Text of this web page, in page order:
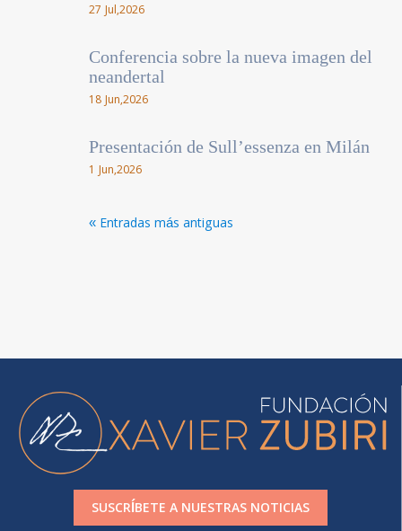
27 Jul,2026
Conferencia sobre la nueva imagen del
neandertal
18 Jun,2026
Presentación de Sull’essenza en Milán
1 Jun,2026
« Entradas más antiguas
SUSCRÍBETE A NUESTRAS NOTICIAS